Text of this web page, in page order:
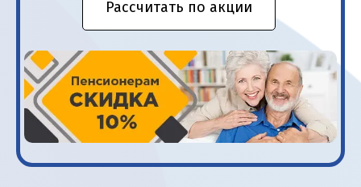
Рассчитать по акции